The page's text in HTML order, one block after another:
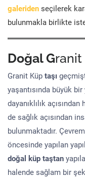
galeriden seçilerek
bulunmakla birlikte
Doğal Granit
Granit Küp taşı
yaşantısında büyük
dayanıklılık
de sağlık açısından
bulunmaktadır.
öncesinde yapılan
doğal küp taştan
halende sağlam bir